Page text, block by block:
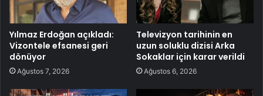
Yılmaz Erdoğan açıkladı:
Vizontele efsanesi geri
dönüyor
Ağustos 7, 2026
Televizyon tarihinin en
uzun soluklu dizisi Arka
Sokaklar için karar verildi
Ağustos 6, 2026